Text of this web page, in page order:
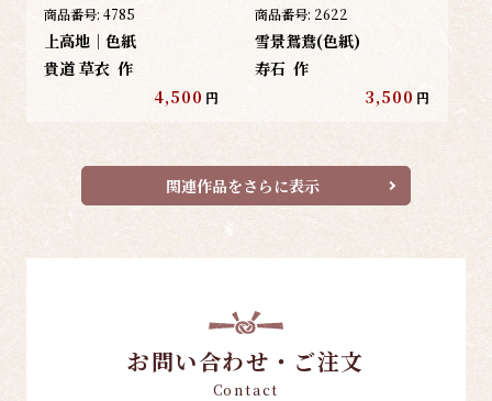
商品番号: 4785
上高地｜色紙
貴道 草衣 作
4,500 円
商品番号: 2622
雪景鴛鴦(色紙)
寿石 作
3,500 円
関連作品をさらに表示
お問い合わせ・ご注文
Contact